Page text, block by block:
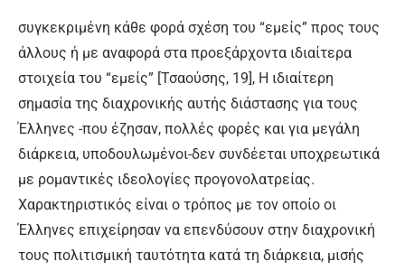
συγκεκριμένη κάθε φορά σχέση του “εμείς” προς τους
άλλους ή με αναφορά στα προεξάρχοντα ιδιαίτερα
στοιχεία του “εμείς” [Τσαούσης, 19], Η ιδιαίτερη
σημασία της διαχρονικής αυτής διάστασης για τους
Έλληνες -που έζησαν, πολλές φορές και για μεγάλη
διάρκεια, υποδουλωμένοι-δεν συνδέεται υποχρεωτικά
με ρομαντικές ιδεολογίες προγονολατρείας.
Χαρακτηριστικός είναι ο τρόπος με τον οποίο οι
Έλληνες επιχείρησαν να επενδύσουν στην διαχρονική
τους πολιτισμική ταυτότητα κατά τη διάρκεια, μισής